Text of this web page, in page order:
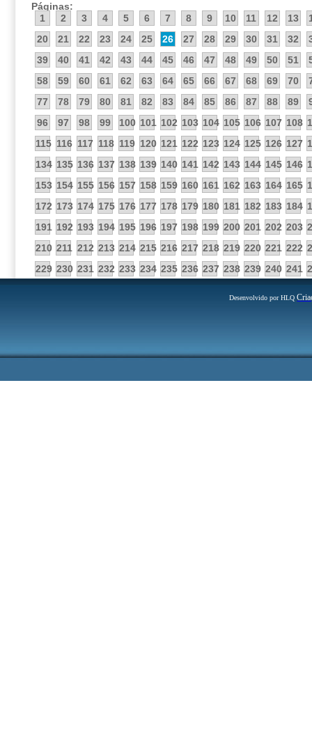
Páginas:
1
2 3 4 5 6 7 8 9 10 11 12 13
20
21 22 23 24 25 26 27 28 29 30 31 32
39
40 41 42 43 44 45 46 47 48 49 50 51
58
59 60 61 62 63 64 65 66 67 68 69 70
77
78 79 80 81 82 83 84 85 86 87 88 89
96
97 98 99 100 101 102 103 104 105 106 107 108
115 116 117 118 119 120 121 122 123 124 125 126 127
134 135 136 137 138 139 140 141 142 143 144 145 146
153 154 155 156 157 158 159 160 161 162 163 164 165
172 173 174 175 176 177 178 179 180 181 182 183 184
191 192 193 194 195 196 197 198 199 200 201 202 203
210 211 212 213 214 215 216 217 218 219 220 221 222
229 230 231 232 233 234 235 236 237 238 239 240 241
Desenvolvido por HLQ